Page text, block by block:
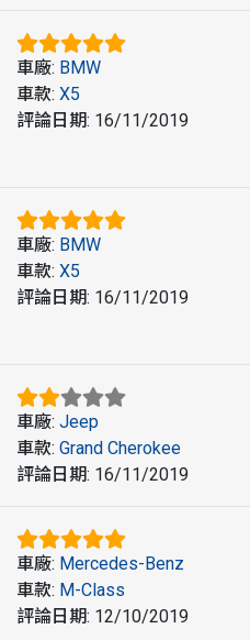
車廠: BMW
車款: X5
評論日期: 16/11/2019
車廠: BMW
車款: X5
評論日期: 16/11/2019
車廠: Jeep
車款: Grand Cherokee
評論日期: 16/11/2019
車廠: Mercedes-Benz
車款: M-Class
評論日期: 12/10/2019